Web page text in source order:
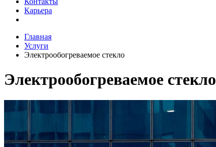
Карьера
Главная
Услуги
Электрообогреваемое стекло
Электрообогреваемое стекло